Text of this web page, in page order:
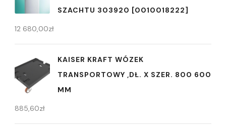
SZACHTU 303920 [0010018222]
12 680,00zł
KAISER KRAFT WÓZEK
TRANSPORTOWY ,DŁ. X SZER. 800 600
MM
885,60zł